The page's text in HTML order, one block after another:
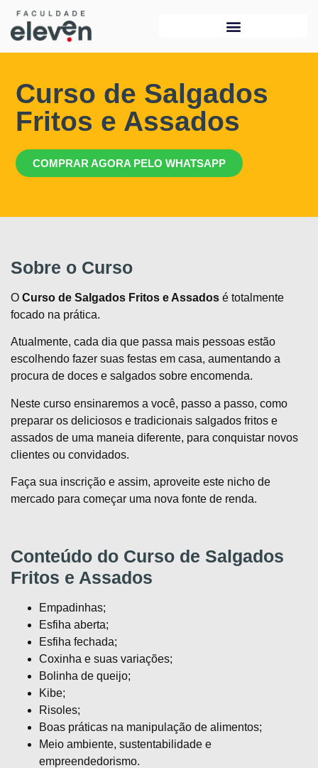
Curso de Salgados
Fritos e Assados
COMPRAR AGORA PELO WHATSAPP
Sobre o Curso
O Curso de Salgados Fritos e Assados é totalmente
focado na prática.
Atualmente, cada dia que passa mais pessoas estão
escolhendo fazer suas festas em casa, aumentando a
procura de doces e salgados sobre encomenda.
Neste curso ensinaremos a você, passo a passo, como
preparar os deliciosos e tradicionais salgados fritos e
assados de uma maneia diferente, para conquistar novos
clientes ou convidados.
Faça sua inscrição e assim, aproveite este nicho de
mercado para começar uma nova fonte de renda.
Conteúdo do Curso de Salgados
Fritos e Assados
Empadinhas;
Esfiha aberta;
Esfiha fechada;
Coxinha e suas variações;
Bolinha de queijo;
Kibe;
Risoles;
Boas práticas na manipulação de alimentos;
Meio ambiente, sustentabilidade e
empreendedorismo.